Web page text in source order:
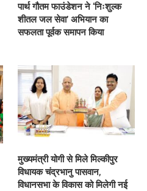
पार्थ गौतम फाउंडेशन ने ‘निःशुल्क
शीतल जल सेवा’ अभियान का
सफलता पूर्वक समापन किया
मुख्यमंत्री योगी से मिले मिल्कीपुर
विधायक चंद्रभानु पासवान,
विधानसभा के विकास को मिलेगी नई